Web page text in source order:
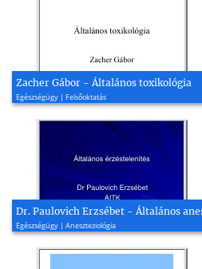
Zacher Gábor - Általános toxikológia
Egészségügy | Felsőoktatás
Dr. Paulovich Erzsébet - Általános
Egészségügy | Aneszteziológia